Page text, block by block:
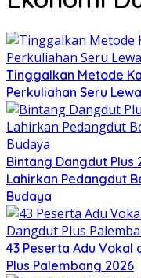
Tinggalkan Metode
Perkuliahan Seru
Bintang Dangdut Plus
Lahirkan Pedangdut
Budaya
43 Peserta Adu Vokal
Plus Palembang 2026